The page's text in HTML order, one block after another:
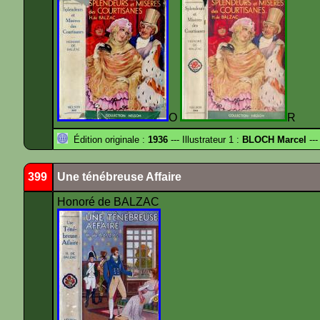
O R
Édition originale : 1936 --- Illustrateur 1 : BLOCH Marcel ---
399 Une ténébreuse Affaire
Honoré de BALZAC